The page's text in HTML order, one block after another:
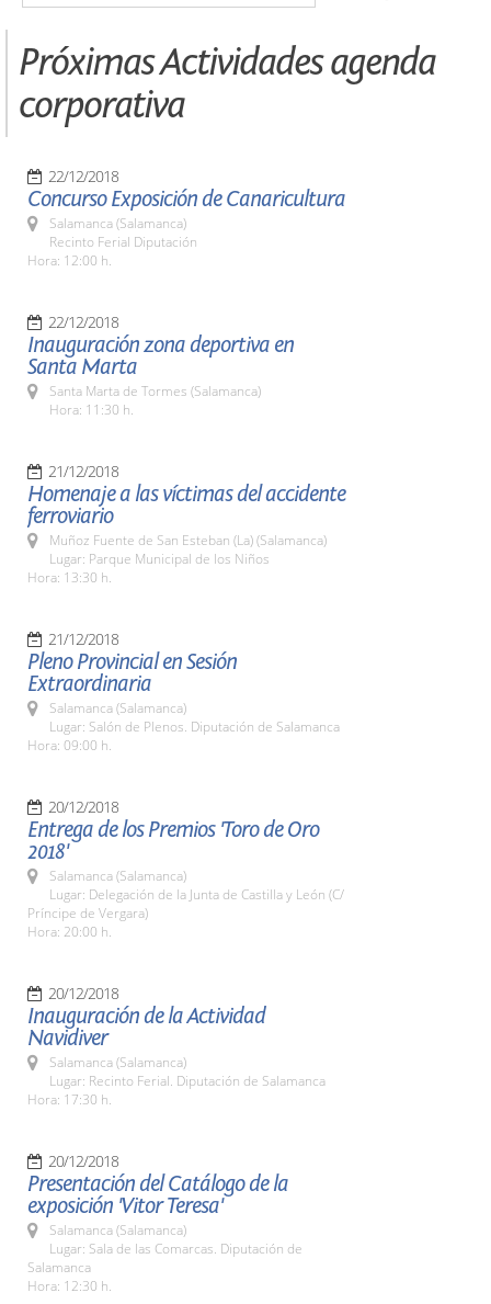
Próximas Actividades agenda
corporativa
22/12/2018
Concurso Exposición de Canaricultura
Salamanca (Salamanca)
Recinto Ferial Diputación
Hora: 12:00 h.
22/12/2018
Inauguración zona deportiva en
Santa Marta
Santa Marta de Tormes (Salamanca)
Hora: 11:30 h.
21/12/2018
Homenaje a las víctimas del accidente
ferroviario
Muñoz Fuente de San Esteban (La) (Salamanca)
Lugar: Parque Municipal de los Niños
Hora: 13:30 h.
21/12/2018
Pleno Provincial en Sesión
Extraordinaria
Salamanca (Salamanca)
Lugar: Salón de Plenos. Diputación de Salamanca
Hora: 09:00 h.
20/12/2018
Entrega de los Premios 'Toro de Oro
2018'
Salamanca (Salamanca)
Lugar: Delegación de la Junta de Castilla y León (C/
Príncipe de Vergara)
Hora: 20:00 h.
20/12/2018
Inauguración de la Actividad
Navidiver
Salamanca (Salamanca)
Lugar: Recinto Ferial. Diputación de Salamanca
Hora: 17:30 h.
20/12/2018
Presentación del Catálogo de la
exposición 'Vitor Teresa'
Salamanca (Salamanca)
Lugar: Sala de las Comarcas. Diputación de
Salamanca
Hora: 12:30 h.